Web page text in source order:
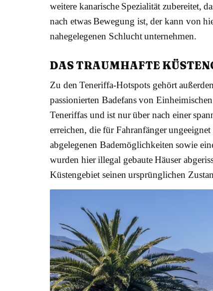
weitere kanarische Spezialität zubereitet,
nach etwas Bewegung ist, der kann von
nahegelegenen Schlucht unternehmen.
DAS TRAUMHAFTE
Zu den Teneriffa-Hotspots gehört
passionierten Badefans von
Teneriffas und ist nur über nach einer
erreichen, die für Fahranfänger
abgelegenen Bademöglichkeiten sowie
wurden hier illegal gebaute Häuser
Küstengebiet seinen ursprünglichen